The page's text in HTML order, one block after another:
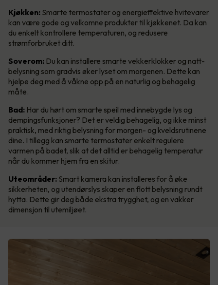
Kjøkken: Smarte termostater og energieffektive hvitevarer
kan være gode og velkomne produkter til kjøkkenet. Da kan
du enkelt kontrollere temperaturen, og redusere
strømforbruket ditt.
Soverom: Du kan installere smarte vekkerklokker og natt-
belysning som gradvis øker lyset om morgenen. Dette kan
hjelpe deg med å våkne opp på en naturlig og behagelig
måte.
Bad: Har du hørt om smarte speil med innebygde lys og
dempingsfunksjoner? Det er veldig behagelig, og ikke minst
praktisk, med riktig belysning for morgen- og kveldsrutinene
dine. I tillegg kan smarte termostater enkelt regulere
varmen på badet, slik at det alltid er behagelig temperatur
når du kommer hjem fra en skitur.
Uteområder: Smart kamera kan installeres for å øke
sikkerheten, og utendørslys skaper en flott belysning rundt
hytta. Dette gir deg både ekstra trygghet, og en vakker
dimensjon til utemiljøet.